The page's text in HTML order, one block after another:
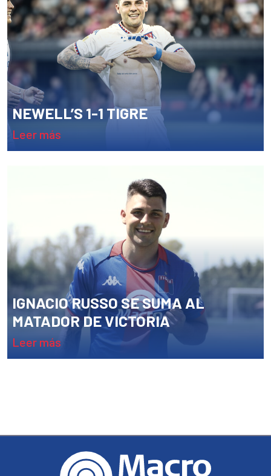
NEWELL’S 1-1 TIGRE
leer más
IGNACIO RUSSO SE SUMA AL
MATADOR DE VICTORIA
leer más